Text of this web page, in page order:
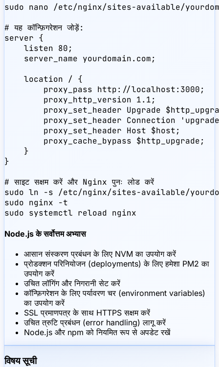
sudo nano /etc/nginx/sites-available/
# यह कॉन्फ़िगरेशन जोड़ें:
server {
    listen 80;
    server_name yourdomain.com;
    location / {
        proxy_pass http://localhost:3000;
        proxy_http_version 1.1;
proxy_set_header Upgrade
proxy_set_header Connection
        proxy_set_header Host $host;
        proxy_cache_bypass $http_upgrade;
    }
}
# साइट सक्षम करें और Nginx पुनः लोड करें
sudo ln -s /etc/nginx/sites-available/
sudo nginx -t
sudo systemctl reload nginx
Node.js के सर्वोत्तम अभ्यास
आसान संस्करण प्रबंधन के लिए NVM का उपयोग करें
प्रोडक्शन परिनियोजन (deployments) के लिए हमेशा PM2 का
उपयोग करें
उचित लॉगिंग और निगरानी सेट करें
कॉन्फ़िगरेशन के लिए पर्यावरण चर (environment variables)
का उपयोग करें
SSL प्रमाणपत्र के साथ HTTPS सक्षम करें
उचित त्रुटि प्रबंधन (error handling) लागू करें
Node.js और npm को नियमित रूप से अपडेट रखें
विषय सूची